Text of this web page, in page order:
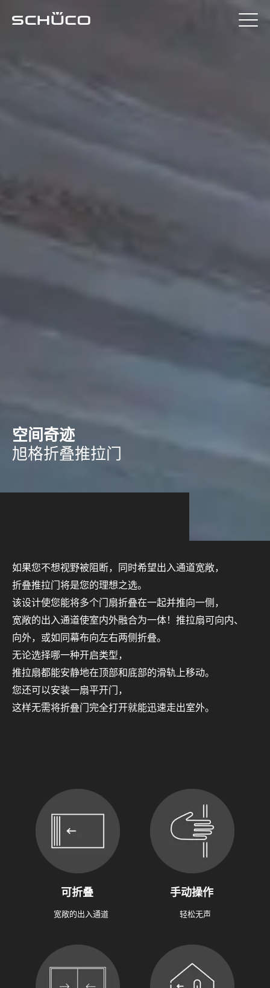
空间奇迹
旭格折叠推拉门
如果您不想视野被阻断，同时希望出入通道宽敞，
折叠推拉门将是您的理想之选。
该设计使您能将多个门扇折叠在一起并推向一侧，
宽敞的出入通道使室内外融合为一体！推拉扇可向内、
向外，或如同幕布向左右两侧折叠。
无论选择哪一种开启类型，
推拉扇都能安静地在顶部和底部的滑轨上移动。
您还可以安装一扇平开门，
这样无需将折叠门完全打开就能迅速走出室外。
可折叠
宽敞的出入通道
手动操作
轻松无声